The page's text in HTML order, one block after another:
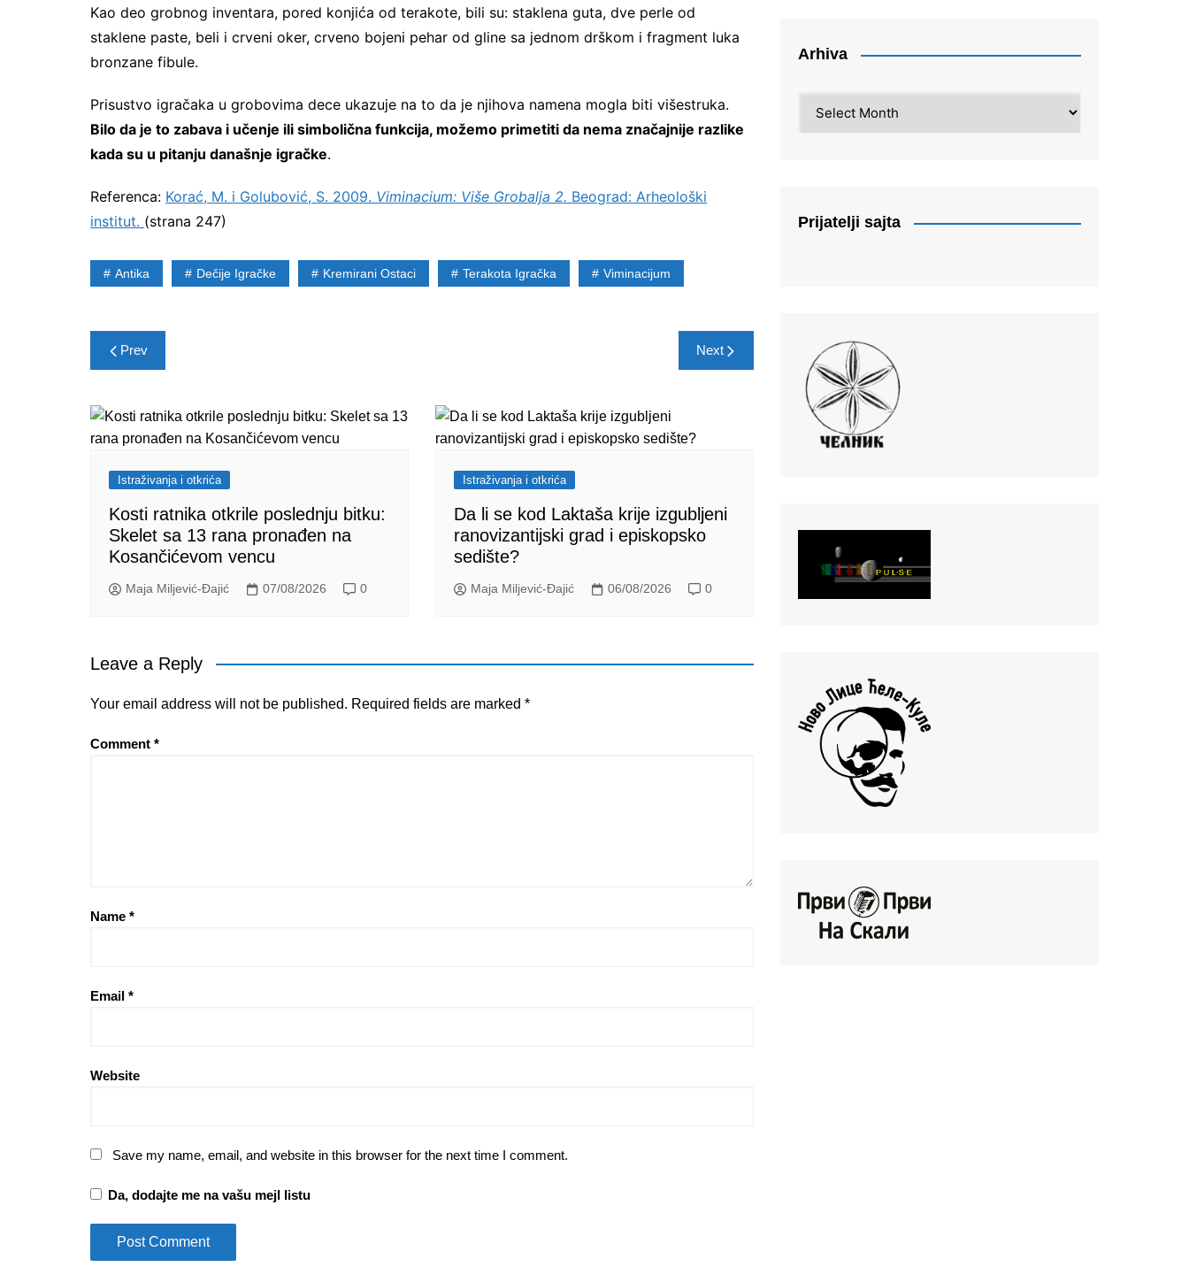
Kao deo grobnog inventara, pored konjića od terakote, bili su: staklena guta, dve perle od
staklene paste, beli i crveni oker, crveno bojeni pehar od gline sa jednom drškom i fragment luka
bronzane fibule.
Prisustvo igračaka u grobovima dece ukazuje na to da je njihova namena mogla biti višestruka.
Bilo da je to zabava i učenje ili simbolična funkcija, možemo primetiti da nema značajnije razlike
kada su u pitanju današnje igračke.
Referenca: Korać, M. i Golubović, S. 2009. Viminacium: Više Grobalja 2. Beograd: Arheološki
institut. (strana 247)
arheologiji
saznajte najnovije vesti iz sveta
Ne šaljemo spamove! Pročitajte naša
korišćenjaza više informacija.
Antika Dečije Igračke Kremirani Ostaci Terakota Igračka Viminacijum
Post
navigation
Prev Next
Istraživanja i otkrića
Kosti ratnika otkrile poslednju bitku:
Skelet sa 13 rana pronađen na
Kosančićevom vencu
Maja Miljević-Đajić 07/08/2026 0
Istraživanja i otkrića
Da li se kod Laktaša krije izgubljeni
ranovizantijski grad i episkopsko
sedište?
Maja Miljević-Đajić 06/08/2026 0
Leave a Reply
Your email address will not be published. Required fields are marked *
Comment *
Name *
Email *
Website
Save my name, email, and website in this browser for the next time I comment.
Da, dodajte me na vašu mejl listu
Arhiva
Prijatelji sajta